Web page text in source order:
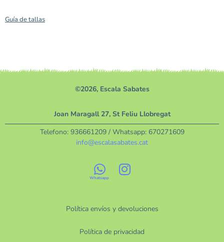
Guía de tallas
©2026, Escala Sabates
Política envíos y devoluciones
Política de privacidad
Joan Maragall 27, St Feliu Llobregat
Telefono: 936661209/ Whatsapp: 670271609
info@escalasabates.cat